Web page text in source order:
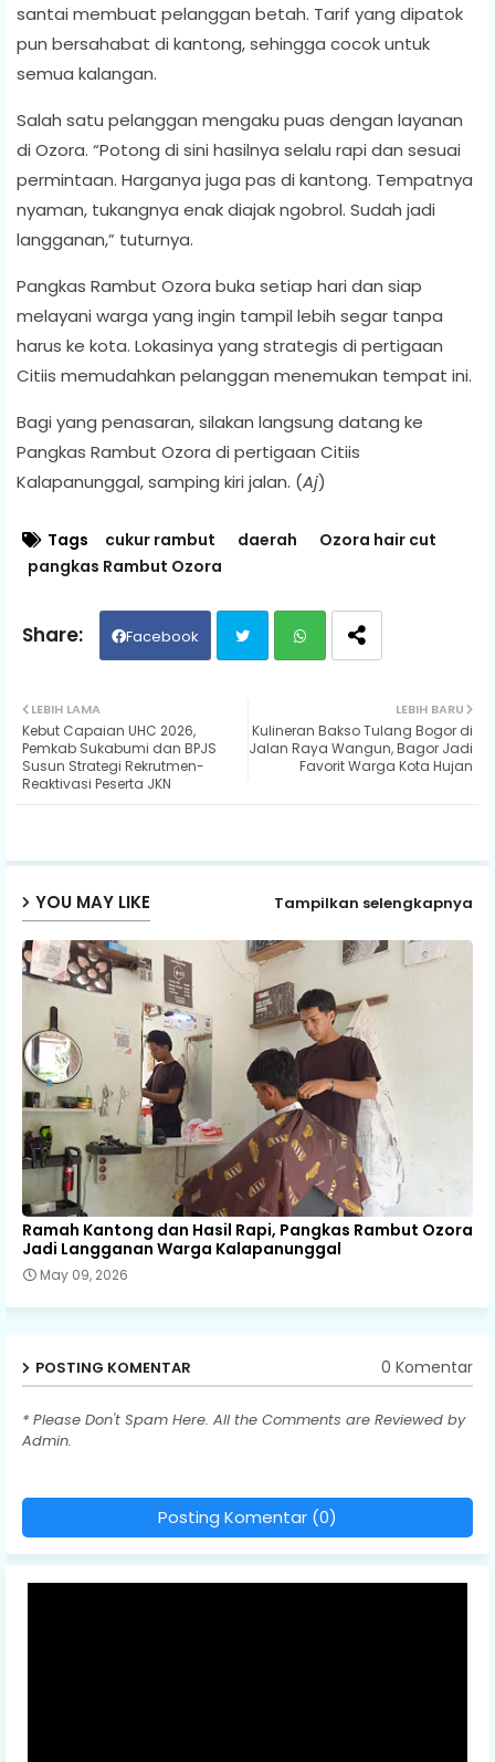
santai membuat pelanggan betah. Tarif yang dipatok
pun bersahabat di kantong, sehingga cocok untuk
semua kalangan.
Salah satu pelanggan mengaku puas dengan layanan
di Ozora. “Potong di sini hasilnya selalu rapi dan sesuai
permintaan. Harganya juga pas di kantong. Tempatnya
nyaman, tukangnya enak diajak ngobrol. Sudah jadi
langganan,” tuturnya.
Pangkas Rambut Ozora buka setiap hari dan siap
melayani warga yang ingin tampil lebih segar tanpa
harus ke kota. Lokasinya yang strategis di pertigaan
Citiis memudahkan pelanggan menemukan tempat ini.
Bagi yang penasaran, silakan langsung datang ke
Pangkas Rambut Ozora di pertigaan Citiis
Kalapanunggal, samping kiri jalan. (Aj)
Tags cukur rambut daerah
Ozora hair cut
pangkas Rambut Ozora
Facebook
ter ats
LEBIH BARU
Kulineran Bakso Tulang Bogor di
Jalan Raya Wangun, Bagor Jadi
Favorit Warga Kota Hujan
LEBIH LAMA
Kebut Capaian UHC 2026,
Pemkab Sukabumi dan BPJS
Susun Strategi Rekrutmen-
Reaktivasi Peserta JKN
YOU MAY LIKE Tampilkan selengkapnya
Ramah Kantong dan Hasil Rapi, Pangkas Rambut Ozora
Jadi Langganan Warga Kalapanunggal
May 09, 2026
POSTING KOMENTAR 0 Komentar
* Please Don't Spam Here. All the Comments are Reviewed by
Admin.
Posting Komentar (0)